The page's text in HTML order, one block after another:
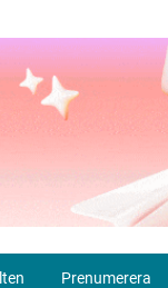
Prenumerera